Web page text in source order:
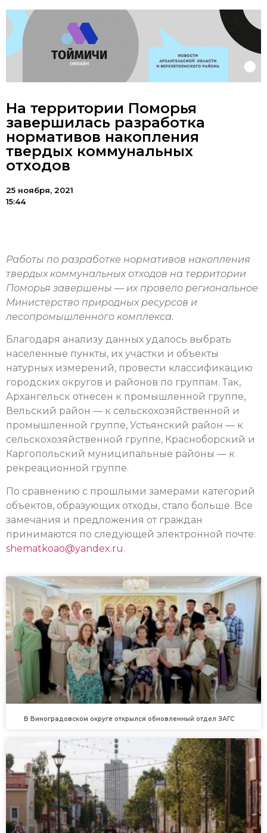
На территории Поморья
завершилась разработка
нормативов накопления
твердых коммунальных
отходов
25 ноября, 2021
15:44
Работы по разработке нормативов накопления
твердых коммунальных отходов на территории
Поморья завершены — их провело региональное
Министерство природных ресурсов и
лесопромышленного комплекса.
Благодаря анализу данных удалось выбрать
населенные пункты, их участки и объекты
натурных измерений, провести классификацию
городских округов и районов по группам. Так,
Архангельск отнесен к промышленной группе,
Вельский район — к сельскохозяйственной и
промышленной группе, Устьянский район — к
сельскохозяйственной группе, Красноборский и
Каргопольский муниципальные районы — к
рекреационной группе.
По сравнению с прошлыми замерами категорий
объектов, образующих отходы, стало больше. Все
замечания и предложения от граждан
принимаются по следующей электронной почте:
shematkoao@yandex.ru.
В Виноградовском округе открылся обновленный отдел ЗАГС